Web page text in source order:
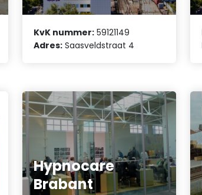
KvK nummer: 59121149
Adres: Saasveldstraat 4
Hypnocare
Brabant